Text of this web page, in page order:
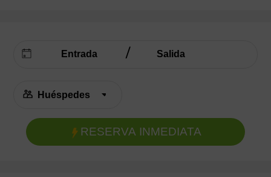
RESERVA INMEDIATA